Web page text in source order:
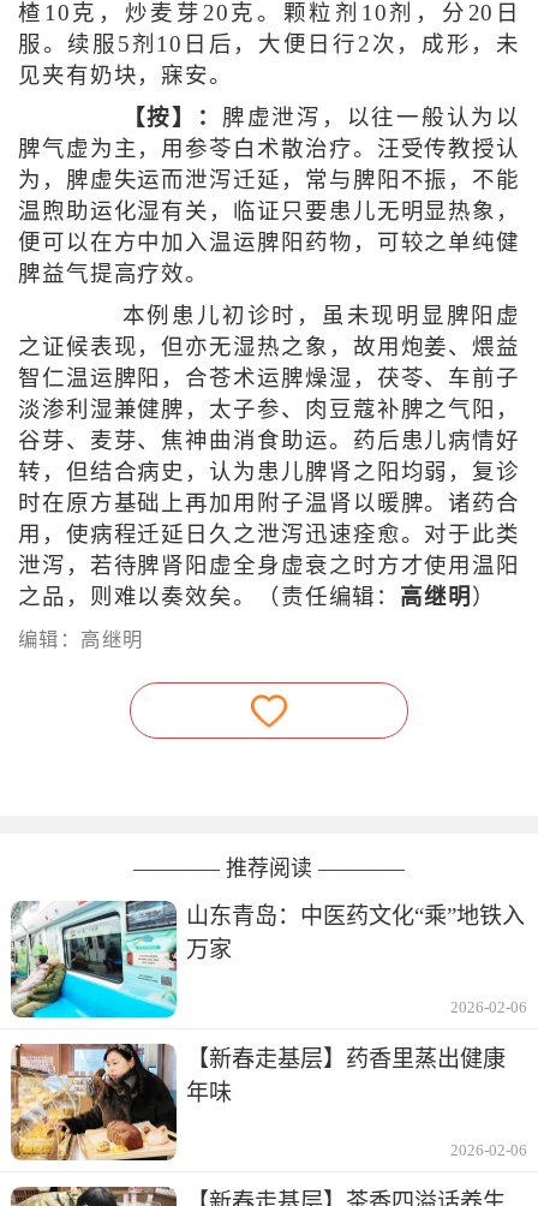
楂10克，炒麦芽20克。颗粒剂10剂，分20日
服。续服5剂10日后，大便日行2次，成形，未
见夹有奶块，寐安。
【按】： 脾虚泄泻，以往一般认为以
脾气虚为主，用参苓白术散治疗。汪受传教授认
为，脾虚失运而泄泻迁延，常与脾阳不振，不能
温煦助运化湿有关，临证只要患儿无明显热象，
便可以在方中加入温运脾阳药物，可较之单纯健
脾益气提高疗效。
本例患儿初诊时，虽未现明显脾阳虚
之证候表现，但亦无湿热之象，故用炮姜、煨益
智仁温运脾阳，合苍术运脾燥湿，茯苓、车前子
淡渗利湿兼健脾，太子参、肉豆蔻补脾之气阳，
谷芽、麦芽、焦神曲消食助运。药后患儿病情好
转，但结合病史，认为患儿脾肾之阳均弱，复诊
时在原方基础上再加用附子温肾以暖脾。诸药合
用，使病程迁延日久之泄泻迅速痊愈。对于此类
泄泻，若待脾肾阳虚全身虚衰之时方才使用温阳
之品，则难以奏效矣。（责任编辑： 高继明 ）
编辑：高继明
———— 推荐阅读 ————
山东青岛：中医药文化“乘”地铁入
万家
2026-02-06
【新春走基层】药香里蒸出健康
年味
2026-02-06